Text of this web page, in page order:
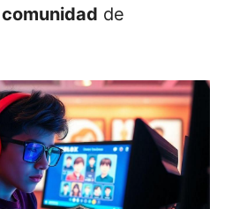
comunidad de